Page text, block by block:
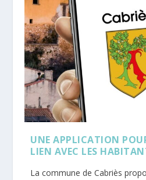
UNE APPLICATION
LIEN AVEC LES
La commune de Cabriès